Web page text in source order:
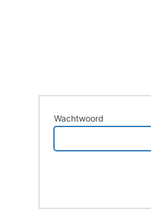
Wachtwoord